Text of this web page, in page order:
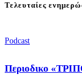
Τελευταίες
Podcast
Περιοδικο